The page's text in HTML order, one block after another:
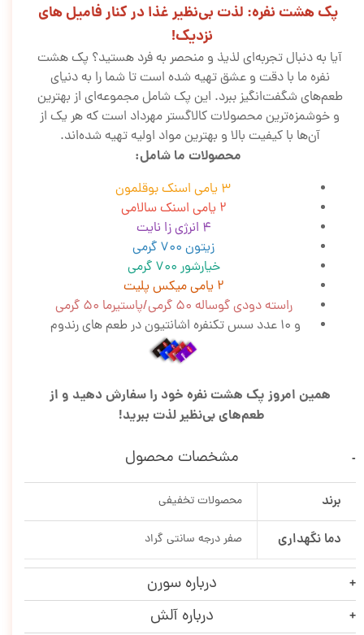
پک هشت نفره: لذت بی‌نظیر غذا در کنار فامیل های
نزدیک!
آیا به دنبال تجربه‌ای لذیذ و منحصر به فرد هستید؟ پک هشت
نفره ما با دقت و عشق تهیه شده است تا شما را به دنیای
طعم‌های شگفت‌انگیز ببرد. این پک شامل مجموعه‌ای از بهترین
و خوشمزه‌ترین محصولات کالاگستر مهرداد است که هر یک از
آن‌ها با کیفیت بالا و بهترین مواد اولیه تهیه شده‌اند.
محصولات ما شامل:
3 یامی اسنک بوقلمون
2 یامی اسنک سالامی
4 انرژی زا نایت
زیتون 700 گرمی
خیارشور 700 گرمی
2 یامی میکس پلیت
راسته دودی گوساله 50 گرمی/پاستیرما 50 گرمی
و 10 عدد سس تکنفره اشانتیون در طعم های رندوم
همین امروز پک هشت نفره خود را سفارش دهید و از
طعم‌های بی‌نظیر لذت ببرید!
مشخصات محصول
برند محصولات تخفیفی
دما نگهداری صفر درجه سانتی گراد
درباره سورن
درباره آلش